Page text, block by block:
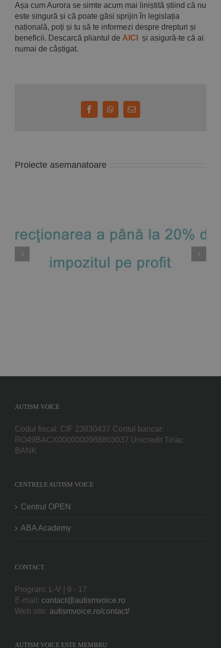
Așa cum Aurora se simte acum mai liniștită știind că nu
este singură și că poate găsi sprijin în legislația
națională, poți și tu să te informezi despre drepturi și
beneficii. Descarcă pliantul de AICI
și asigură-te că ai
numai de câștigat.
FacebookWhatsApp
E-
Proiecte asemanatoare
ORDONANŢĂ nr. 26 din 30 ianuarie 2000 cu
privire la asociaţii şi fundaţii
AUTISM VOICE
Codul fiscal: CIF 23830437 Contul bancar:
RO49BACX0000000968803037 Unicredit Tiriac
BANK
CENTRELE AUTISM VOICE
Centrul OPEN
ABA Academy
CONTACT
Program: L-V | 9 - 17
E-mail: contact@autismvoice.ro
Web site: autismvoice.ro/contact/
AUTISM VOICE ESTE MEMBRU